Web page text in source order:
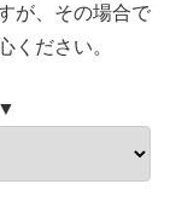
が、その場合で
ください。